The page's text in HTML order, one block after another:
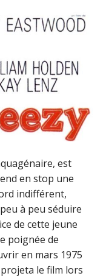
est
en stop une
indifférent,
à peu séduire
de cette jeune
poignée de
en mars 1975
le film lors